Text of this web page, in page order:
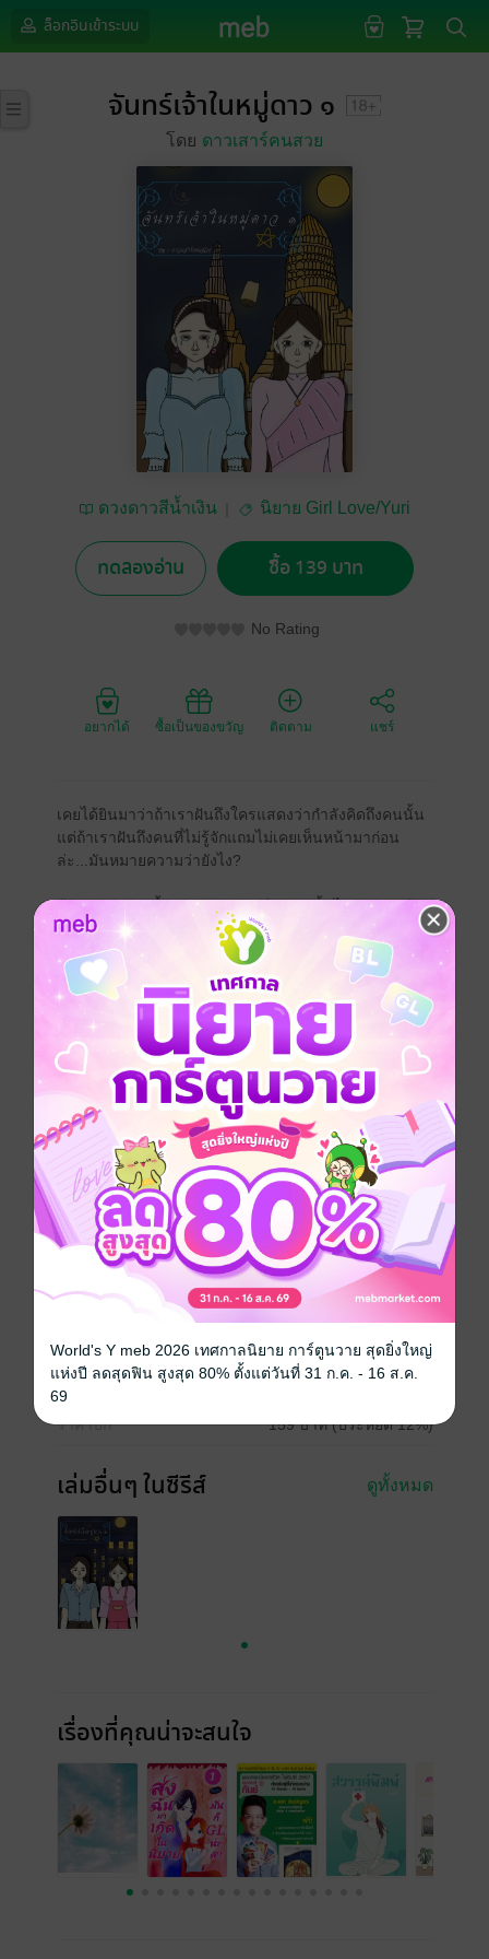
ล็อกอินเข้าระบบ
จันทร์เจ้าในหมู่ดาว ๑
โดย ดาวเสาร์คนสวย
ดวงดาวสีน้ำเงิน นิยาย Girl Love/Yuri
ทดลองอ่าน ซื้อ 139 บาท
No Rating
อยากได้ ซื้อเป็นของขวัญ ติดตาม แชร์
เคยได้ยินมาว่าถ้าเราฝันถึงใครแสดงว่ากำลังคิดถึงคนนั้น
แต่ถ้าเราฝันถึงคนที่ไม่รู้จักแถมไม่เคยเห็นหน้ามาก่อน
ล่ะ...มันหมายความว่ายังไง?
ด้วยความแสนดื้อของหญิงสาวเมืองกรุงนั้นไปซนเปิดเข้า
ห้องที่ปิดตายมาช้านานของที่บ้านเข้า จึงเกิดเหตุการณ์
บางอย่างที่ไม่คาดฝัน เมื่ออยู่ดี ๆ ตัวเองก็กลายเป็นหญิงงาม
ใส่ชุดไทยเครื่องหน้าแต่งเต็มเช่นนี้แล้ว แถมยังพาเพื่อนมา
ด้วยเสียอีก
แค่ถูกดูดกลับไปในอดีตไม่นานมานี้....แค่สมัยรัชกาลที่ ๖
เอง รัชกาลที่ ๖...ร้อยกว่าปีก่อนอะนะ! โคตรจะนานเลย!!!
"น้องไม่ชอบเลยที่ต้องมาอยู่ในภพเช่นนี้ มันทำให้น้อง
กลัว...กลัวว่าน้องจะไม่สามารถอยู่รักกับท่านพี่ได้"
Girl love / Yuri
จันทร์เจ้าในหมู่ดาว
ประเภทไฟล์ pdf, epub(สารบัญ)
วันที่วางขาย 12 กรกฎาคม 2565
ความยาว 286 หน้า (≈ 43,556 คำ)
ราคาปก 159 บาท (ประหยัด 12%)
เล่มอื่นๆ ในซีรีส์ ดูทั้งหมด
เรื่องที่คุณน่าจะสนใจ
World's Y meb 2026 เทศกาลนิยาย การ์ตูนวาย สุดยิ่งใหญ่
แห่งปี ลดสุดฟิน สูงสุด 80% ตั้งแต่วันที่ 31 ก.ค. - 16 ส.ค.
69